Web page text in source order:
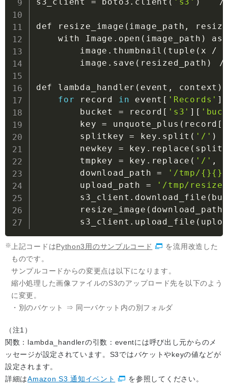
def resize_image ( image_path,
    with Image.open
( image_path )
as image:	//
        image.thumbnail
( tuple ( x /
        image.save
( resized_path )
def lambda_handler ( event, context )
for
record in event [ 'Records' ]
        bucket
= record [ 's3' ] [
        key
= unquote_plus ( record [
        splitkey
= key.split ( '/' )
        newkey
= key.replace (
        tmpkey
= key.replace ( '/' ,
        download_path
=
'/tmp/{}{}'
        upload_path
=
'/tmp/
        s3_client.download_file
(
        resize_image
(
        s3_client.upload_file
(
上記コードはPython3用のサンプルコード
を流用改造した
ものです。
サンプルコードからの変更点は以下になります。
縮小処理した画像ファイルのS3のアップロード先を以下のよう
に変更。
・別のバケット ⇒ 同一バケット内の別フォルダ
（注1）
関数：lambda_handlerの引数：eventには呼び出し元からのメ
ッセージが設定されています。S3ではバケットやkeyの値などが
設定されます。
詳細はAmazon S3 通知イベント を参照してください。